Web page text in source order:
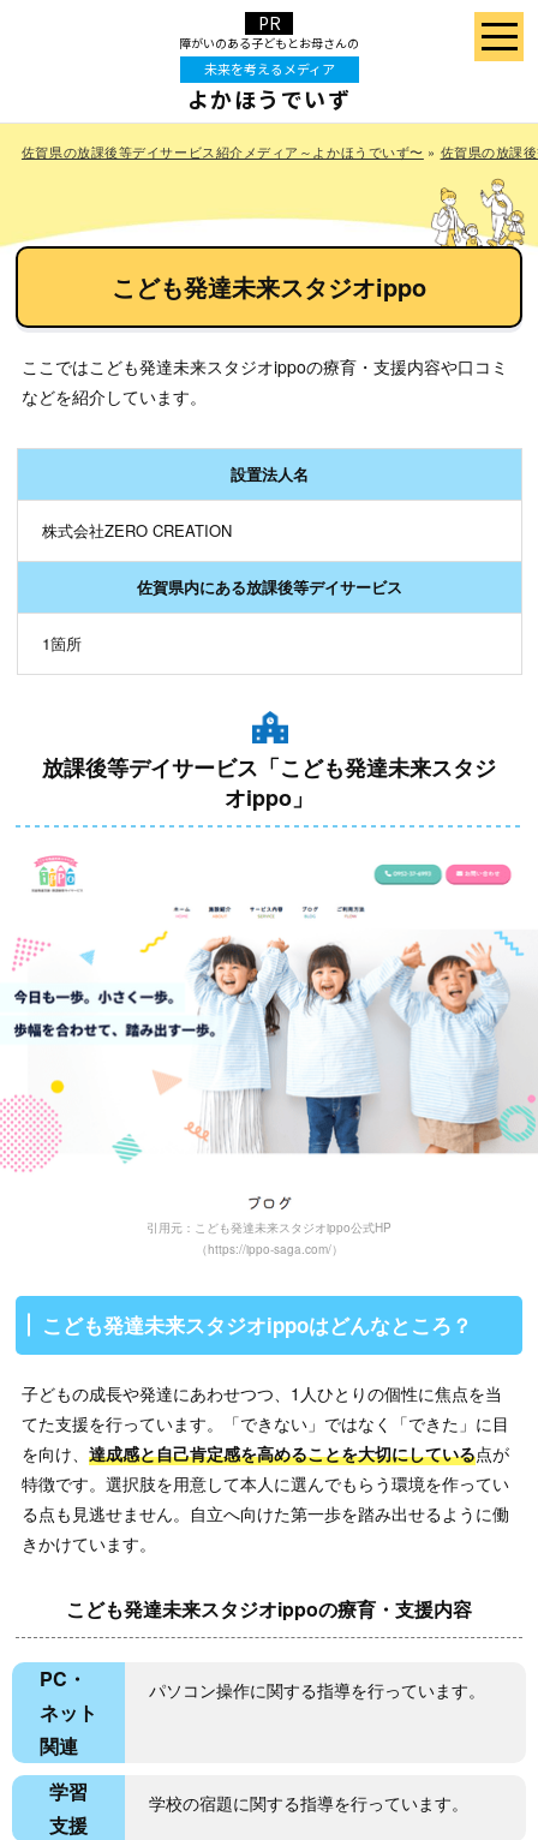
障がいのある⼦どもとお⺟さんの
未来を考えるメディア
よかほうでいず
佐賀県の放課後等デイサービス紹介メディア～よかほうでいず〜 » 佐賀県の放課
こども発達未来スタジオippo
ここではこども発達未来スタジオippoの療育・支援内容や口コミ
などを紹介しています。
設置法人名
株式会社ZERO CREATION
佐賀県内にある放課後等デイサービス
1箇所
放課後等デイサービス「こども発達未来スタジ
オippo」
引用元：こども発達未来スタジオippo公式HP
（https://ippo-saga.com/）
こども発達未来スタジオippoはどんなところ？
子どもの成長や発達にあわせつつ、1人ひとりの個性に焦点を当
てた支援を行っています。「できない」ではなく「できた」に目
を向け、 達成感と自己肯定感を高めることを大切にしている点が
特徴です。選択肢を用意して本人に選んでもらう環境を作ってい
る点も見逃せません。自立へ向けた第一歩を踏み出せるように働
きかけています。
こども発達未来スタジオippoの療育・支援内容
PC・
ネット
関連
パソコン操作に関する指導を行っています。
学習
支援
学校の宿題に関する指導を行っています。